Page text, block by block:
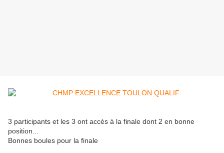
3 participants et les 3 ont accès à la finale dont 2 en bonne
position...
Bonnes boules pour la finale